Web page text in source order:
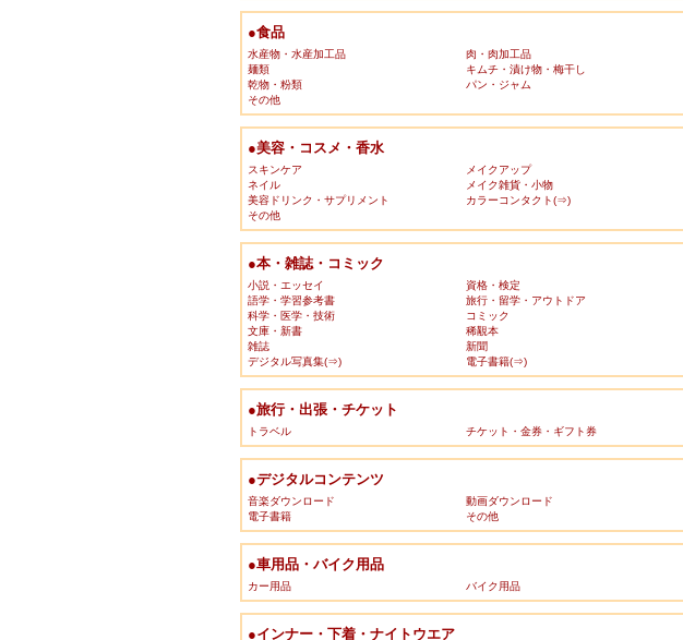
●食品
水産物・水産加工品 肉・肉加工品
麺類
キムチ・漬け物・梅干し
乾物・粉類
パン・ジャム
その他
●美容・コスメ・香水
スキンケア メイクアップ
ネイル
メイク雑貨・小物
美容ドリンク・サプリメント
カラーコンタクト(⇒)
その他
●本・雑誌・コミック
小説・エッセイ 資格・検定
語学・学習参考書
旅行・留学・アウトドア
科学・医学・技術
コミック
文庫・新書
稀覯本
雑誌
新聞
デジタル写真集(⇒)
電子書籍(⇒)
●旅行・出張・チケット
トラベル チケット・金券・ギフト券
●デジタルコンテンツ
音楽ダウンロード 動画ダウンロード
電子書籍
その他
●車用品・バイク用品
カー用品 バイク用品
●インナー・下着・ナイトウエア